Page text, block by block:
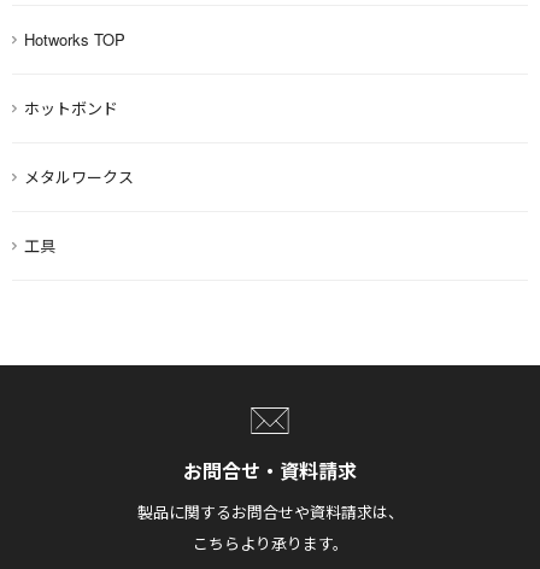
Hotworks TOP
ホットボンド
メタルワークス
工具
お問合せ・資料請求
製品に関するお問合せや資料請求は、
こちらより承ります。